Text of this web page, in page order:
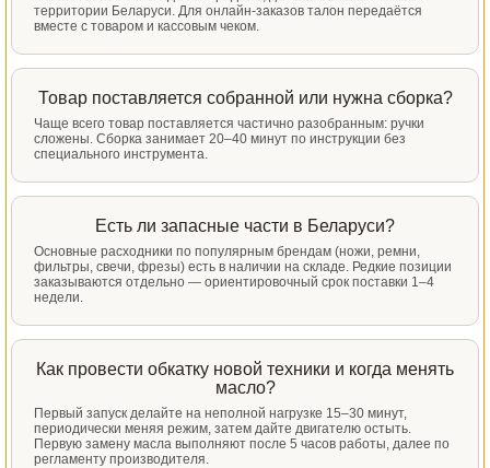
территории Беларуси. Для онлайн-заказов талон передаётся
вместе с товаром и кассовым чеком.
Товар поставляется собранной или нужна сборка?
Чаще всего товар поставляется частично разобранным: ручки
сложены. Сборка занимает 20–40 минут по инструкции без
специального инструмента.
Есть ли запасные части в Беларуси?
Основные расходники по популярным брендам (ножи, ремни,
фильтры, свечи, фрезы) есть в наличии на складе. Редкие позиции
заказываются отдельно — ориентировочный срок поставки 1–4
недели.
Как провести обкатку новой техники и когда менять
масло?
Первый запуск делайте на неполной нагрузке 15–30 минут,
периодически меняя режим, затем дайте двигателю остыть.
Первую замену масла выполняют после 5 часов работы, далее по
регламенту производителя.